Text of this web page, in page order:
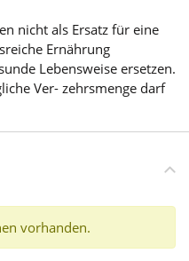
nicht als Ersatz für eine
Ernährung
Lebensweise ersetzen.
Ver- zehrsmenge darf
vorhanden.